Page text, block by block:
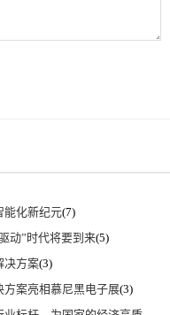
能化新纪元(7)
动”时代将要到来(5)
决方案(3)
案亮相慕尼黑电子展(3)